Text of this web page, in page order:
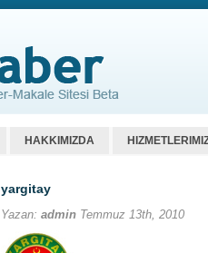
HAKKIMIZDA
yargitay
Yazan: admin Temmuz 13th, 2010